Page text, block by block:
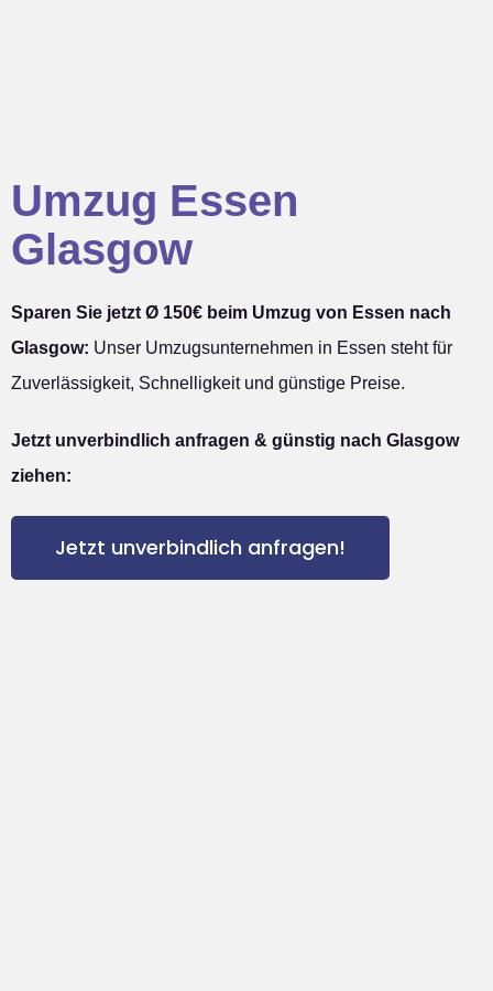
Umzug Essen
Glasgow
Sparen Sie jetzt Ø 150€ beim Umzug von Essen nach
Glasgow: Unser Umzugsunternehmen in Essen steht für
Zuverlässigkeit, Schnelligkeit und günstige Preise.
Jetzt unverbindlich anfragen & günstig nach Glasgow
ziehen:
Jetzt unverbindlich anfragen!